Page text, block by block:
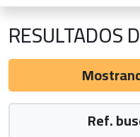
RESULTADOS
Ref.